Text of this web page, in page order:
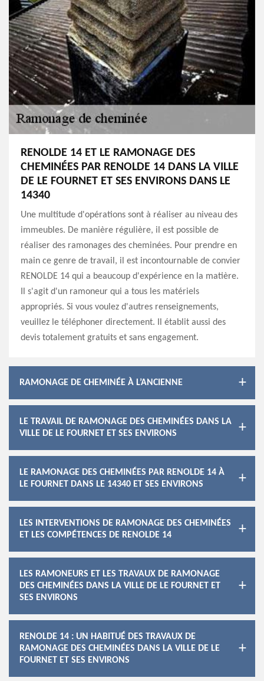
RENOLDE 14 ET LE RAMONAGE DES
CHEMINÉES PAR RENOLDE 14 DANS LA VILLE
DE LE FOURNET ET SES ENVIRONS DANS LE
14340
Une multitude d'opérations sont à réaliser au niveau des
immeubles. De manière régulière, il est possible de
réaliser des ramonages des cheminées. Pour prendre en
main ce genre de travail, il est incontournable de convier
RENOLDE 14 qui a beaucoup d'expérience en la matière.
Il s'agit d'un ramoneur qui a tous les matériels
appropriés. Si vous voulez d'autres renseignements,
veuillez le téléphoner directement. Il établit aussi des
devis totalement gratuits et sans engagement.
RAMONAGE DE CHEMINÉE À L’ANCIENNE
LE TRAVAIL DE RAMONAGE DES CHEMINÉES DANS LA
VILLE DE LE FOURNET ET SES ENVIRONS
LE RAMONAGE DES CHEMINÉES PAR RENOLDE 14 À
LE FOURNET DANS LE 14340 ET SES ENVIRONS
LES INTERVENTIONS DE RAMONAGE DES CHEMINÉES
ET LES COMPÉTENCES DE RENOLDE 14
LES RAMONEURS ET LES TRAVAUX DE RAMONAGE
DES CHEMINÉES DANS LA VILLE DE LE FOURNET ET
SES ENVIRONS
RENOLDE 14 : UN HABITUÉ DES TRAVAUX DE
RAMONAGE DES CHEMINÉES DANS LA VILLE DE LE
FOURNET ET SES ENVIRONS